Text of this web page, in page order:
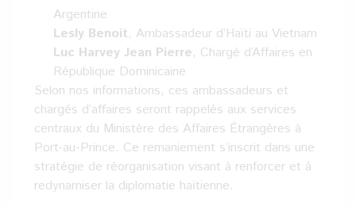
Argentine
Lesly Benoit, Ambassadeur d’Haïti au Vietnam
Luc Harvey Jean Pierre, Chargé d’Affaires en
République Dominicaine
Selon nos informations, ces ambassadeurs et
chargés d’affaires seront rappelés aux services
centraux du Ministère des Affaires Étrangères à
Port-au-Prince. Ce remaniement s’inscrit dans une
stratégie de réorganisation visant à renforcer et à
redynamiser la diplomatie haïtienne.